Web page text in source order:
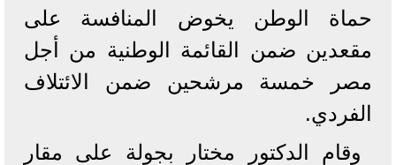
حماة الوطن يخوض المنافسة على
مقعدين ضمن القائمة الوطنية من أجل
مصر خمسة مرشحين ضمن الائتلاف
الفردي.
وقام الدكتور مختار بجولة على مقار